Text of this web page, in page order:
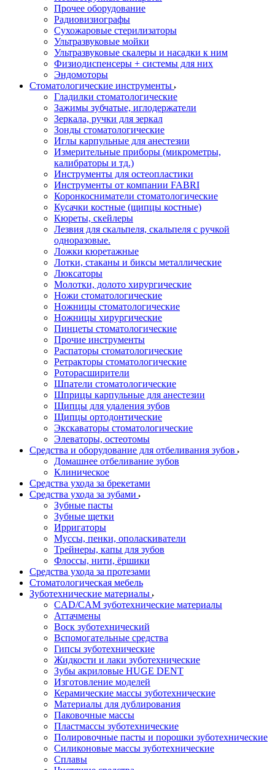
Прочее оборудование
Радиовизиографы
Сухожаровые стерилизаторы
Ультразвуковые мойки
Ультразвуковые скалеры и насадки к ним
Физиодиспенсеры + системы для них
Эндомоторы
Стоматологические инструменты
Гладилки стоматологические
Зажимы зубчатые, иглодержатели
Зеркала, ручки для зеркал
Зонды стоматологические
Иглы карпульные для анестезии
Измерительные приборы (микрометры,
калибраторы и тд.)
Инструменты для остеопластики
Инструменты от компании FABRI
Коронкосниматели стоматологические
Кусачки костные (щипцы костные)
Кюреты, скейлеры
Лезвия для скальпеля, скальпеля с ручкой
одноразовые.
Ложки кюретажные
Лотки, стаканы и биксы металлические
Люксаторы
Молотки, долото хирургические
Ножи стоматологические
Ножницы стоматологические
Ножницы хирургические
Пинцеты стоматологические
Прочие инструменты
Распаторы стоматологические
Ретракторы стоматологические
Роторасширители
Шпатели стоматологические
Шприцы карпульные для анестезии
Щипцы для удаления зубов
Щипцы ортодонтические
Экскаваторы стоматологические
Элеваторы, остеотомы
Средства и оборудование для отбеливания зубов
Домашнее отбеливание зубов
Клиническое
Средства ухода за брекетами
Средства ухода за зубами
Зубные пасты
Зубные щетки
Ирригаторы
Муссы, пенки, ополаскиватели
Трейнеры, капы для зубов
Флоссы, нити, ёршики
Средства ухода за протезами
Стоматологическая мебель
Зуботехнические материалы
CAD/CAM зуботехнические материалы
Аттачмены
Воск зуботехнический
Вспомогательные средства
Гипсы зуботехнические
Жидкости и лаки зуботехнические
Зубы акриловые HUGE DENT
Изготовление моделей
Керамические массы зуботехнические
Материалы для дублирования
Паковочные массы
Пластмассы зуботехнические
Полировочные пасты и порошки зуботехнические
Силиконовые массы зуботехнические
Сплавы